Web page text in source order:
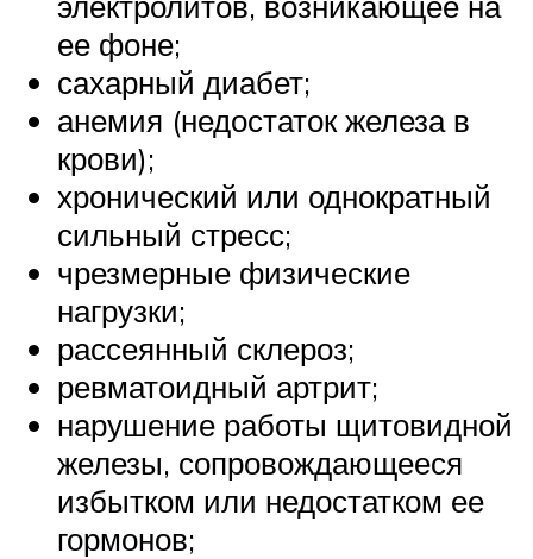
ее фоне;
сахарный диабет;
анемия (недостаток железа в
крови);
хронический или однократный
сильный стресс;
чрезмерные физические
нагрузки;
рассеянный склероз;
ревматоидный артрит;
нарушение работы щитовидной
железы, сопровождающееся
избытком или недостатком ее
гормонов;